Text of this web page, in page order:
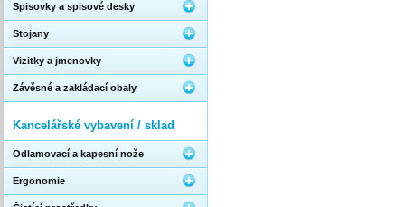
Spisovky a spisové desky
Stojany
Vizitky a jmenovky
Závěsné a zakládací obaly
Kancelářské vybavení / sklad
Odlamovací a kapesní nože
Ergonomie